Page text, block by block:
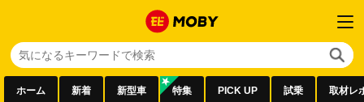
ホーム 新着 新型車 特集 PICK UP 試乗 取材レ